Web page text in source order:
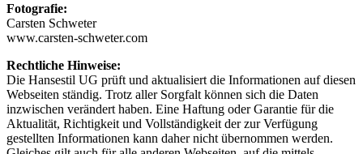
Fotografie:
Carsten Schweter
www.carsten-schweter.com
Rechtliche Hinweise:
Die Hansestil UG prüft und aktualisiert die Informationen auf diesen
Webseiten ständig. Trotz aller Sorgfalt können sich die Daten
inzwischen verändert haben. Eine Haftung oder Garantie für die
Aktualität, Richtigkeit und Vollständigkeit der zur Verfügung
gestellten Informationen kann daher nicht übernommen werden.